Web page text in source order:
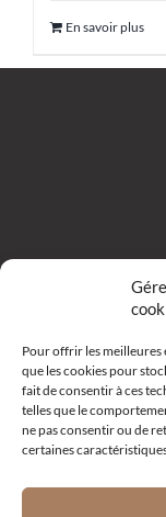
Pour offrir les meilleures
que les cookies pour
fait de consentir à ces
telles que le
ne pas consentir ou de
certaines
En savoir plus